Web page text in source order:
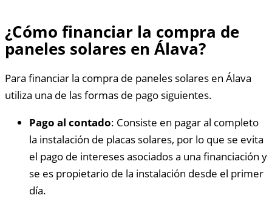
¿Cómo financiar la compra de
paneles solares en Álava?
Para financiar la compra de paneles solares en Álava
utiliza una de las formas de pago siguientes.
Pago al contado: Consiste en pagar al completo
la instalación de placas solares, por lo que se evita
el pago de intereses asociados a una financiación y
se es propietario de la instalación desde el primer
día.